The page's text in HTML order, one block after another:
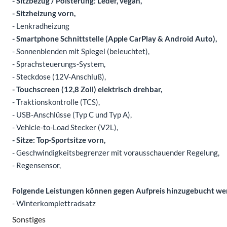
- Sitzheizung vorn,
- Lenkradheizung
- Smartphone Schnittstelle (Apple CarPlay & Android Auto),
- Sonnenblenden mit Spiegel (beleuchtet),
- Sprachsteuerungs-System,
- Steckdose (12V-Anschluß),
- Touchscreen (12,8 Zoll) elektrisch drehbar,
- Traktionskontrolle (TCS),
- USB-Anschlüsse (Typ C und Typ A),
- Vehicle-to-Load Stecker (V2L),
- Sitze: Top-Sportsitze vorn,
- Geschwindigkeitsbegrenzer mit vorausschauender Regelung,
- Regensensor,
Folgende Leistungen können gegen Aufpreis hinzugebucht
- Winterkomplettradsatz
Sonstiges